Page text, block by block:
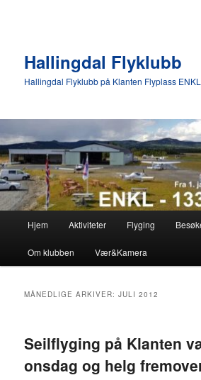
Hallingdal Flyklubb
Hallingdal Flyklubb på Klanten Flyplass
Hjem Aktiviteter Flyging
Om klubben Vær&Kamera
MÅNEDLIGE ARKIVER:JULI 2012
Seilflyging på Klanten
onsdag og helg